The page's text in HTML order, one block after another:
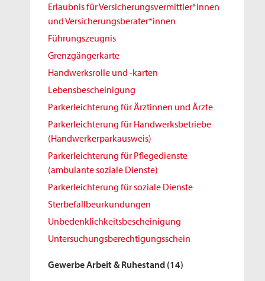
Erlaubnis für Versicherungsvermittler*innen
und Versicherungsberater*innen
Führungszeugnis
Grenzgängerkarte
Handwerksrolle und -karten
Lebensbescheinigung
Parkerleichterung für Ärztinnen und Ärzte
Parkerleichterung für Handwerksbetriebe
(Handwerkerparkausweis)
Parkerleichterung für Pflegedienste
(ambulante soziale Dienste)
Parkerleichterung für soziale Dienste
Sterbefallbeurkundungen
Unbedenklichkeitsbescheinigung
Untersuchungsberechtigungsschein
Gewerbe Arbeit & Ruhestand (14)